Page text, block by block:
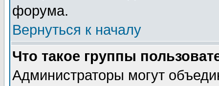
форума.
Вернуться к началу
Что такое группы
Администраторы могут